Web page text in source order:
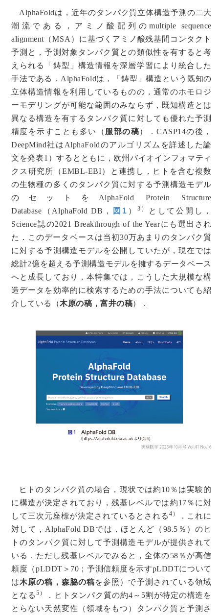
AlphaFoldは，近年のタンパク質立体構造予測の二大
潮流である，アミノ酸配列のmultiple sequence
alignment（MSA）に基づくアミノ酸残基間コンタクト
予測と，予測対象タンパク質との類似性を有すると考
えられる「鋳型」構造情報を深層学習により統合した
手法である．AlphaFoldは，「鋳型」構造という既知の
立体構造情報を利用しているものの，通常のホモロジ
ーモデリングが可能な範囲のみならず，既知構造とは
異なる構造を有するタンパク質に対しても優れた予測
精度を示すことも多い（ 服部の稿）．CASP14の後，
DeepMind社はAlphaFoldのアルゴリズムを詳述した論
文を発表1）するとともに，欧州バイオインフォマティ
クス研究所（EMBL-EBI）と連携し，ヒトを含む複数
の生物種の多くのタンパク質に対する予測構造モデル
のセットをAlphaFold Protein Structure
Database（AlphaFold DB，
図1 ） 3）
として公開し，
Science誌の2021 Breakthrough of the Yearにも選出され
た．このデータベースは当初30万あまりのタンパク質
に対する予測構造モデルを公開していたが，現在では
総計2億を超える予測構造モデルを擁するデータベース
へと成長しており，本特集では，こうした大規模な構
造データを効率的に検索するための手法についても紹
介している（木原の稿，富井の稿）．
ヒトのタンパク質の場合，現状では約10％は実験的
に構造が決定されており，残基レベルでは約17％に対
して三次元座標が決定されているとされる 4）
．これに
対して，AlphaFold DBでは，ほとんど（98.5％）のヒ
トのタンパク質に対して予測構造モデルが提供されて
いる．ただし残基レベルでみると，全体の58％が高信
頼度（pLDDT＞70；予測信頼度を示すpLDDTについて
は木原の稿，森脇の稿を参照）で予測されている領域
となる 5）
．ヒトタンパク質の約4～5割が特定の構造を
とらない天然変性（領域をもつ）タンパク質と予測さ